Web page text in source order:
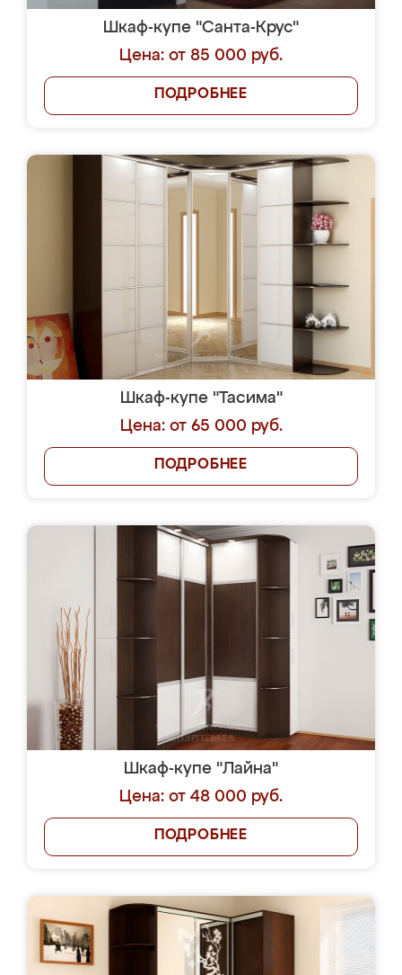
Шкаф-купе "Санта-Крус"
Цена: от 85 000 руб.
ПОДРОБНЕЕ
Шкаф-купе "Тасима"
Цена: от 65 000 руб.
ПОДРОБНЕЕ
Шкаф-купе "Лайна"
Цена: от 48 000 руб.
ПОДРОБНЕЕ